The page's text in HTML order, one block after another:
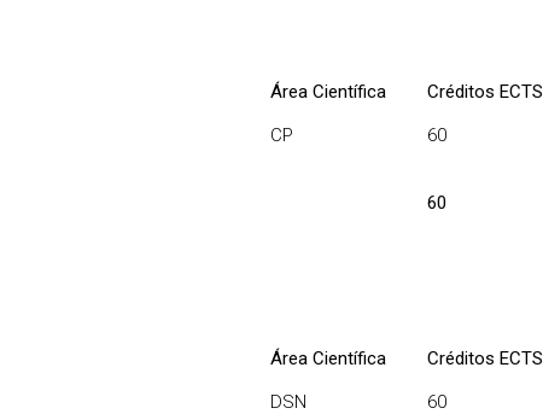
Área Científica
Créditos ECTS
CP 60
60
Área Científica
Créditos ECTS
DSN 60